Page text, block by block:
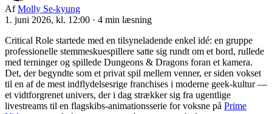
Af Molly Se-kyung
1. juni 2026, kl. 12:00 · 4 min læsning
Critical Role startede med en tilsyneladende enkel idé: en gruppe
professionelle stemmesk­uespillere satte sig rundt om et bord, rullede
med terninger og spillede Dungeons & Dragons foran et kamera.
Det, der begyndte som et privat spil mellem venner, er siden vokset
til en af de mest indflydelsesrige franchises i moderne geek-kultur —
et vidtforgrenet univers, der i dag strækker sig fra ugentlige
livestreams til en flagskibs-animationsserie for voksne på Prime